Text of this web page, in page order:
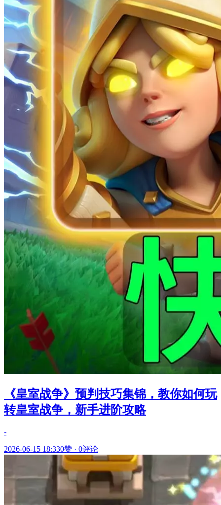
《皇室战争》预判技巧集锦，教你如何玩
转皇室战争，新手进阶攻略
-
2026-06-15 18:330赞 · 0评论